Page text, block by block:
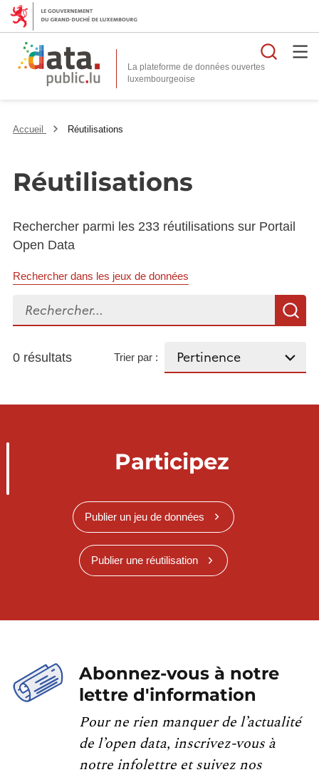
La plateforme de données ouvertes
Accueil Réutilisations
Réutilisations
Rechercher parmi les 233 réutilisations sur Portail
Open Data
Rechercher dans les jeux de données
Rechercher...
0 résultats Trier par :
Participez
Publier un jeu de données
Publier une réutilisation
Abonnez-vous à notre
lettre d'information
Pour ne rien manquer de l’actualité
de l’open data, inscrivez-vous à
notre infolettre et suivez nos